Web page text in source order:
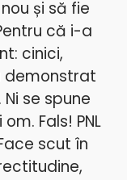
și să fie
că i-a
cinici,
demonstrat
Ni se spune
Fals! PNL
scut în